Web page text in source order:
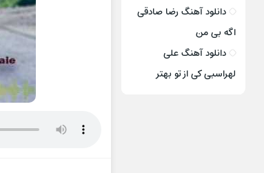
دانلود آهنگ رضا صادقی
اگه بی من
دانلود آهنگ علی
لهراسبی کی از تو ‌بهتر